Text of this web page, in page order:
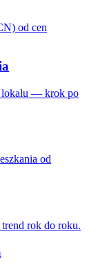
od cen
lokalu — krok po
od
rok do roku.